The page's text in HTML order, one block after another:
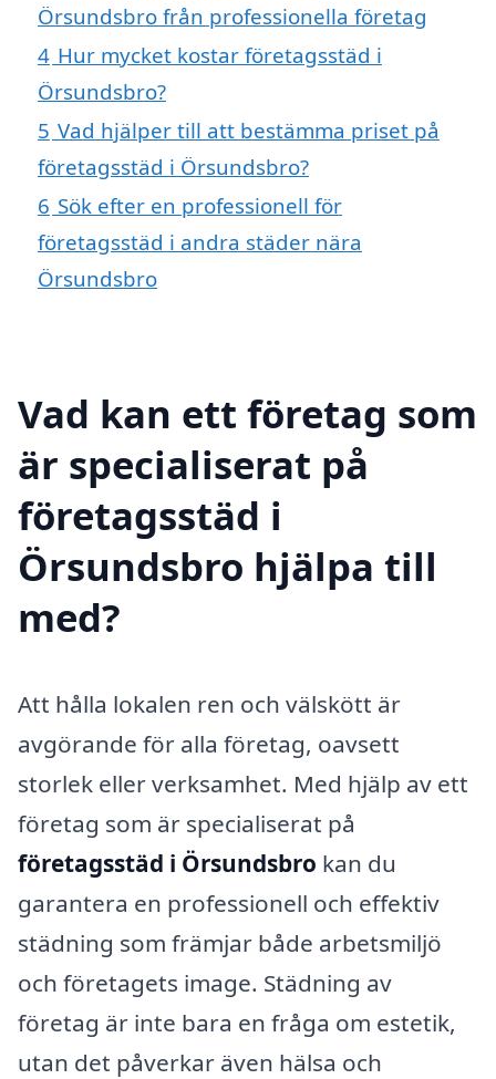
Örsundsbro från professionella företag
4 Hur mycket kostar företagsstäd i
Örsundsbro?
5 Vad hjälper till att bestämma priset på
företagsstäd i Örsundsbro?
6 Sök efter en professionell för
företagsstäd i andra städer nära
Örsundsbro
Vad kan ett företag som
är specialiserat på
företagsstäd i
Örsundsbro hjälpa till
med?
Att hålla lokalen ren och välskött är
avgörande för alla företag, oavsett
storlek eller verksamhet. Med hjälp av ett
företag som är specialiserat på
företagsstäd i Örsundsbro kan du
garantera en professionell och effektiv
städning som främjar både arbetsmiljö
och företagets image. Städning av
företag är inte bara en fråga om estetik,
utan det påverkar även hälsa och